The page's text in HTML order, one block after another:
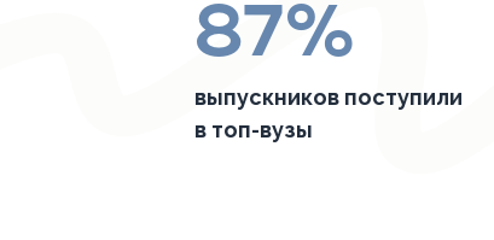
выпускников поступили
в топ-вузы
87%